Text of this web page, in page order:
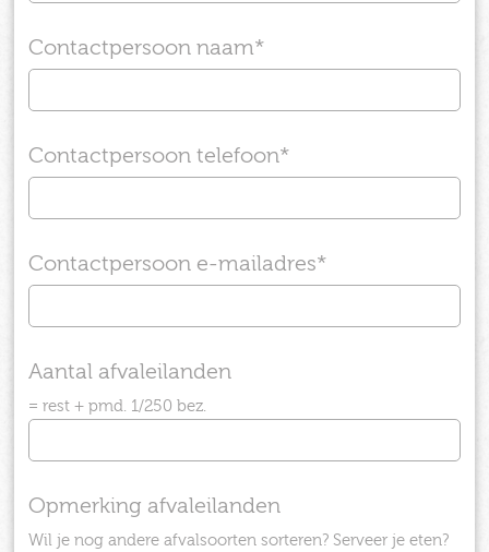
Contactpersoon naam*
Contactpersoon telefoon*
Contactpersoon e-mailadres*
Aantal afvaleilanden
= rest + pmd. 1/250 bez.
Opmerking afvaleilanden
Wil je nog andere afvalsoorten sorteren? Serveer je eten?